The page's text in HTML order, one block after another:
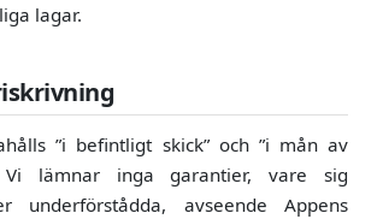
lagar.
”i befintligt skick” och ”i mån av
Vi lämnar inga garantier, vare sig
underförstådda, avseende Appens